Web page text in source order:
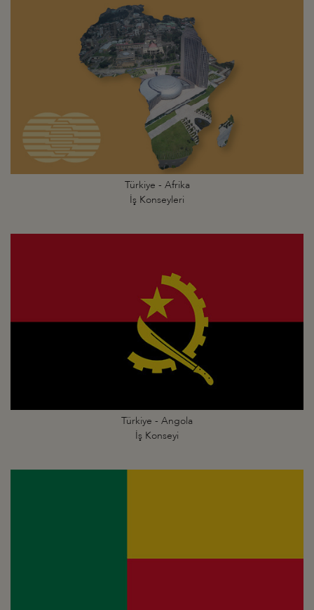
Türkiye - Afrika
İş Konseyleri
Türkiye - Angola
İş Konseyi